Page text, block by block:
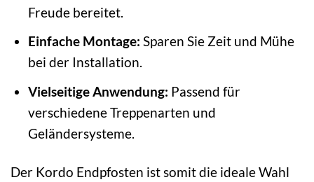
Freude bereitet.
Einfache Montage: Sparen Sie Zeit und Mühe
bei der Installation.
Vielseitige Anwendung: Passend für
verschiedene Treppenarten und
Geländersysteme.
Der Kordo Endpfosten ist somit die ideale Wahl